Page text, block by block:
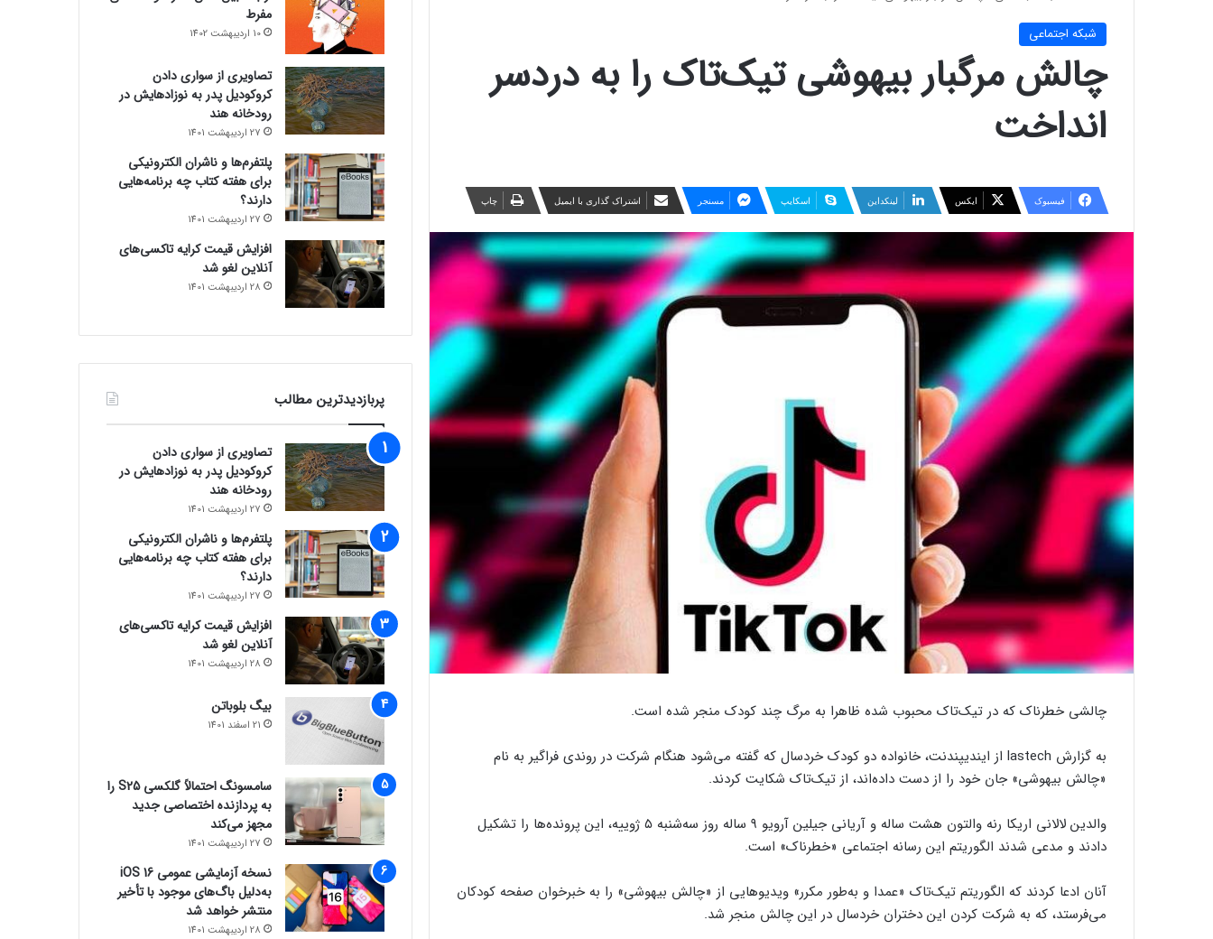
شبكه اجتماعی
چالش مرگبار بیهوشی تیک‌تاک را به دردسر
انداخت
فیسبوک ایکس لینکداین اسکایپ مسنجر اشتراک گذاری با ایمیل چاپ
چالشی خطرناک که در تیک‌تاک محبوب شده ظاهرا به مرگ چند کودک منجر شده است.
به گزارش lastech از ایندیپندنت، خانواده دو کودک خردسال که گفته می‌شود هنگام شرکت در روندی فراگیر به نام
«چالش بیهوشی» جان خود را از دست داده‌اند، از تیک‌تاک شکایت کردند.
والدین لالانی اریکا رنه والتون هشت ساله و آریانی جیلین آرویو ۹ ساله روز سه‌شنبه ۵ ژوییه، این پرونده‌ها را تشکیل
دادند و مدعی شدند الگوریتم این رسانه اجتماعی «خطرناک» است.
آنان ادعا کردند که الگوریتم تیک‌تاک «عمدا و به‌طور مکرر» ویدیوهایی از «چالش بیهوشی» را به خبرخوان صفحه کودکان
می‌فرستد، که به شرکت کردن این دختران خردسال در این چالش منجر شد.
مفرط
10 اردیبهشت 1402
تصاویری از سواری دادن
کروکودیل پدر به نوزادهایش در
رودخانه هند
27 اردیبهشت 1401
پلتفرم‌ها و ناشران الکترونیکی
برای هفته کتاب چه برنامه‌هایی
دارند؟
27 اردیبهشت 1401
افزایش قیمت کرایه تاکسی‌های
آنلاین لغو شد
28 اردیبهشت 1401
پربازدیدترین مطالب
تصاویری از سواری دادن
کروکودیل پدر به نوزادهایش در
رودخانه هند
27 اردیبهشت 1401
پلتفرم‌ها و ناشران الکترونیکی
برای هفته کتاب چه برنامه‌هایی
دارند؟
27 اردیبهشت 1401
افزایش قیمت کرایه تاکسی‌های
آنلاین لغو شد
28 اردیبهشت 1401
بیگ بلوباتن
21 اسفند 1401
سامسونگ احتمالاً گلکسی S25 را
به پردازنده اختصاصی جدید
مجهز می‌کند
27 اردیبهشت 1401
نسخه آزمایشی عمومی iOS 16
به‌دلیل باگ‌های موجود با تأخیر
منتشر خواهد شد
28 اردیبهشت 1401